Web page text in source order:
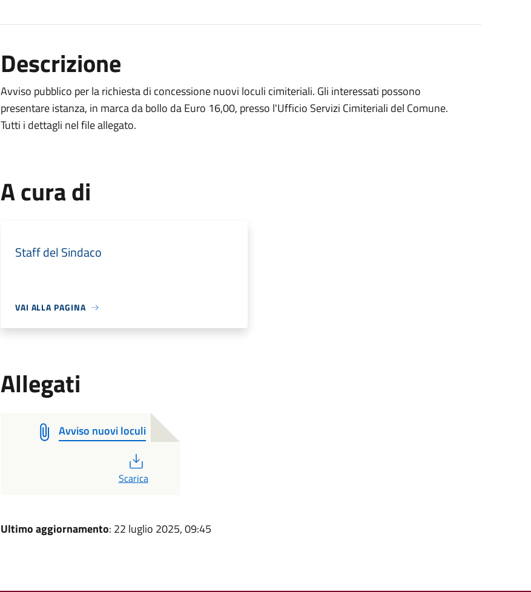
Descrizione
Avviso pubblico per la richiesta di concessione nuovi loculi cimiteriali. Gli interessati possono
presentare istanza, in marca da bollo da Euro 16,00, presso l'Ufficio Servizi Cimiteriali del Comune.
Tutti i dettagli nel file allegato.
A cura di
Staff del Sindaco
VAI ALLA PAGINA
Allegati
Avviso nuovi loculi
Scarica
Ultimo aggiornamento: 22 luglio 2025, 09:45